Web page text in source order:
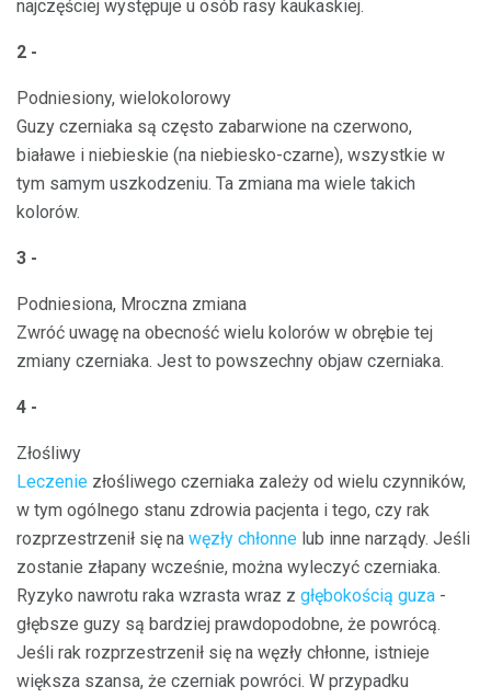
najczęściej występuje u osób rasy kaukaskiej.
2 -
Podniesiony, wielokolorowy
Guzy czerniaka są często zabarwione na czerwono,
białawe i niebieskie (na niebiesko-czarne), wszystkie w
tym samym uszkodzeniu. Ta zmiana ma wiele takich
kolorów.
3 -
Podniesiona, Mroczna zmiana
Zwróć uwagę na obecność wielu kolorów w obrębie tej
zmiany czerniaka. Jest to powszechny objaw czerniaka.
4 -
Złośliwy
Leczenie złośliwego czerniaka zależy od wielu czynników,
w tym ogólnego stanu zdrowia pacjenta i tego, czy rak
rozprzestrzenił się na węzły chłonne lub inne narządy. Jeśli
zostanie złapany wcześnie, można wyleczyć czerniaka.
Ryzyko nawrotu raka wzrasta wraz z głębokością guza -
głębsze guzy są bardziej prawdopodobne, że powrócą.
Jeśli rak rozprzestrzenił się na węzły chłonne, istnieje
większa szansa, że ​​czerniak powróci. W przypadku